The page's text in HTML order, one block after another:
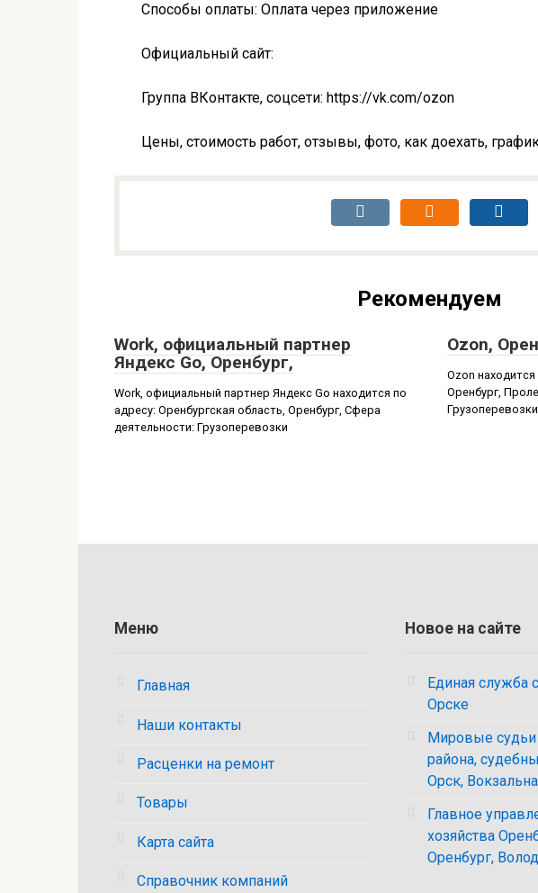
Способы оплаты: Оплата через приложение
Официальный сайт:
Группа ВКонтакте, соцсети: https://vk.com/ozon
Цены, стоимость работ, отзывы, фото, как доехать,
Рекомендуем
Work, официальный партнер
Яндекс Go, Оренбург,
Work, официальный партнер Яндекс Go находится по
адресу: Оренбургская область, Оренбург, Сфера
деятельности: Грузоперевозки
Ozon,
Ozon
Оренбург,
Меню
Главная
Наши контакты
Расценки на ремонт
Товары
Карта сайта
Справочник компаний
Новое на сайте
Единая служба
Орске
Мировые судьи
района,
Орск,
Главное
хозяйства
Оренбург,